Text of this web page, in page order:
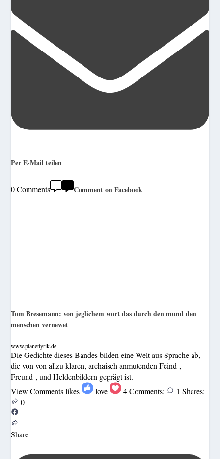
Per E-Mail teilen
0 Comments Comment on Facebook
Tom Bresemann: von jeglichem wort das durch den mund den
menschen vernewet
www.planetlyrik.de
Die Gedichte dieses Bandes bilden eine Welt aus Sprache ab,
die von von allzu klaren, archaisch anmutenden Feind-,
Freund-, und Heldenbildern geprägt ist.
View Comments likes love 4 Comments: 1 Shares:
0
Share